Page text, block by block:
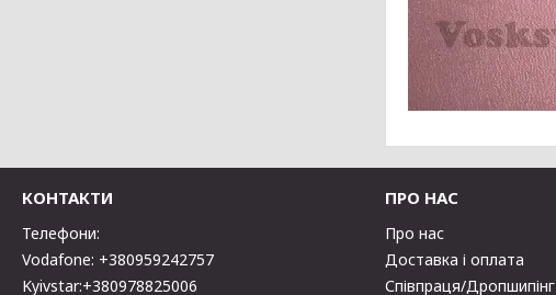
КОНТАКТИ
Телефони:
Vodafone: +380959242757
Kyivstar:+380978825006
ПРО НАС
Про нас
Доставка і оплата
Співпраця/Дропшипінг